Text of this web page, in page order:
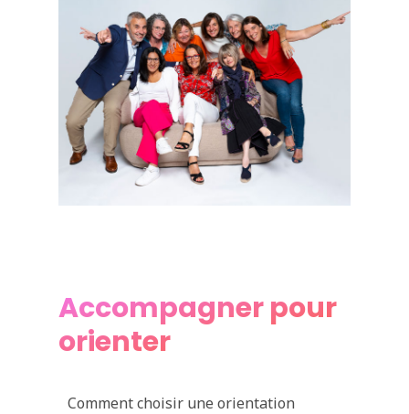
Accompagner pour
orienter
Comment choisir une orientation